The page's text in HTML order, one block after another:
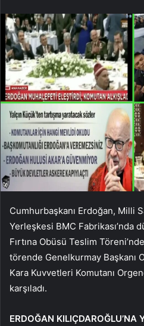
Cumhurbaşkanı Erdoğan, Milli
Yerleşkesi BMC Fabrikası’nda
Fırtına Obüsü Teslim
törende Genelkurmay Başkanı
Kara Kuvvetleri Komutanı
karşıladı.
ERDOĞAN KILIÇDAROĞLU’NA